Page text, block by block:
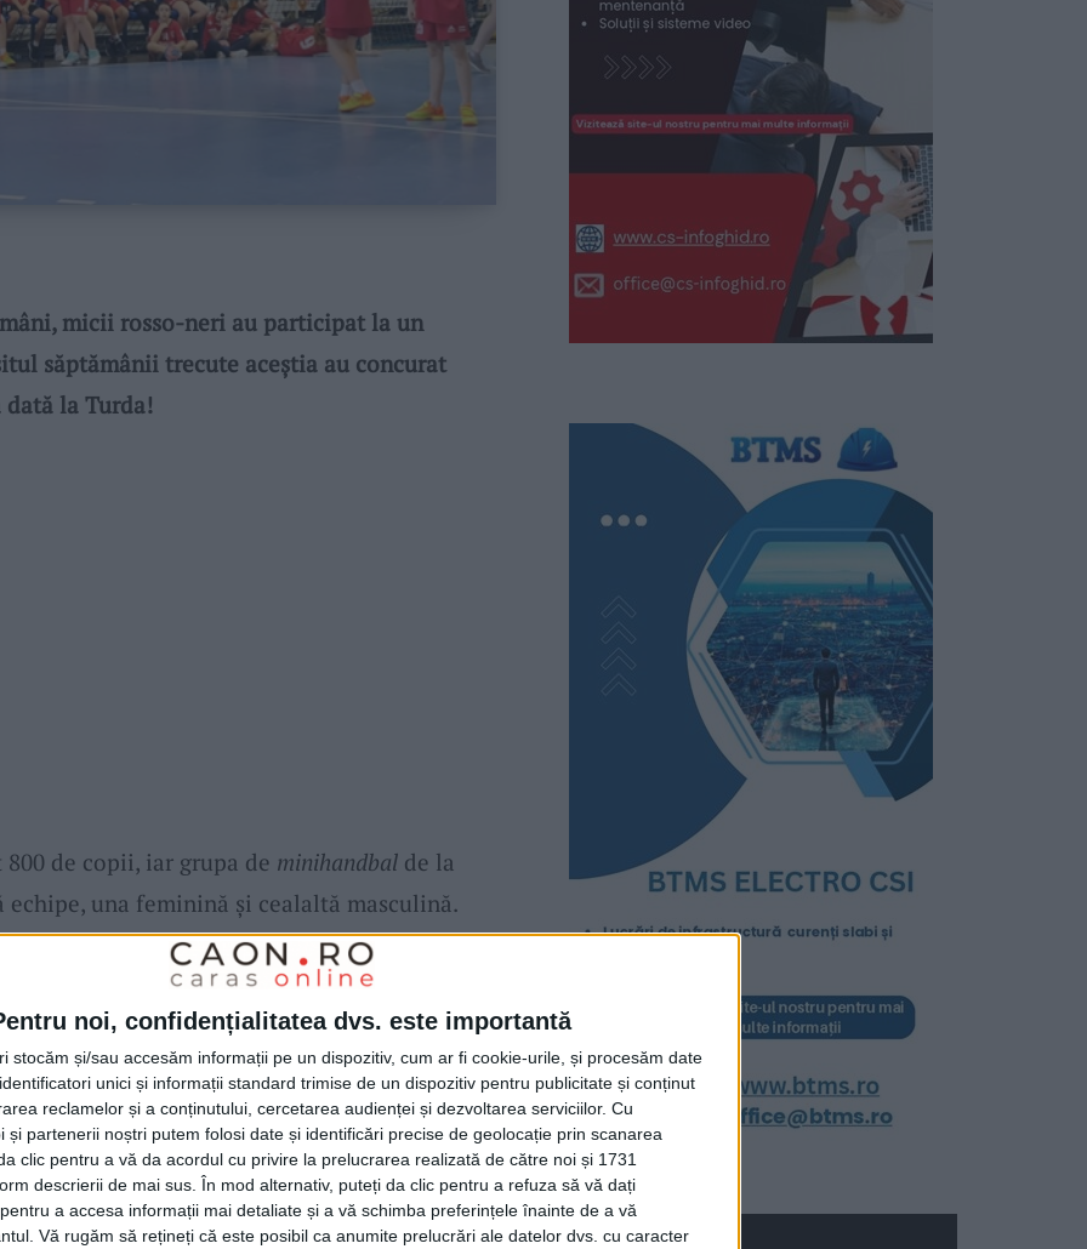
noi, confidențialitatea dvs. este importantă
stocăm și/sau accesăm informații pe un dispozitiv, cum ar fi cookie-urile, și procesăm date
unici și informații standard trimise de un dispozitiv pentru publicitate și conținut
reclamelor și a conținutului, cercetarea audienței și dezvoltarea serviciilor. Cu
și partenerii noștri putem folosi date și identificări precise de geolocație prin scanarea
clic pentru a vă da acordul cu privire la prelucrarea realizată de către noi și 1731
descrierii de mai sus. În mod alternativ, puteți da clic pentru a refuza să vă dați
a accesa informații mai detaliate și a vă schimba preferințele înainte de a vă
Vă rugăm să rețineți că este posibil ca anumite prelucrări ale datelor dvs. cu caracter
micii rosso-neri au participat la un
săptămânii trecute aceștia au concurat
la Turda!
de copii, iar grupa de minihandbalde la
una feminină și cealaltă masculină.
la Turda. Au participat peste 800 de
una de fete și cealaltă de băieți.
a fi un spectacol total, iar energia
la superlativ. Mă bucur foarte mult că
la prânz am jucat cu Sighișoara, iar
la Turda. Cei mici s-au bucurat de
pe varianta de a investi în copii. Le